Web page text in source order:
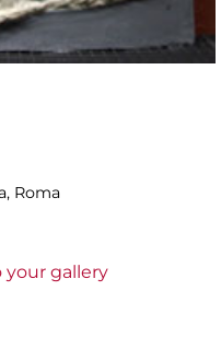
Roma
your gallery